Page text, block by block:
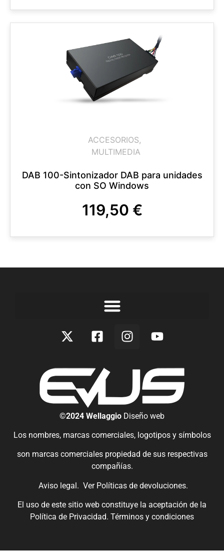
ACCESORIOS,
MULTIMEDIA
DAB 100-Sintonizador DAB para unidades
con SO Windows
119,50 €
©2024 Wellaggio Diseño web
Los nombres, marcas comerciales, logotipos y símbolos
son marcas comerciales propiedad de sus respectivas
compañías.
Aviso legal. Ver Políticas de devoluciones.
El uso de este sitio web constituye la aceptación de la
Política de Privacidad. Términos y condiciones